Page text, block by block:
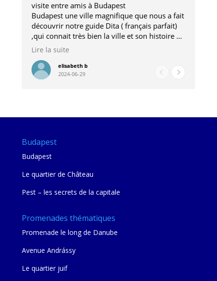
visite entre amis à Budapest
Budapest une ville magnifique que nous a fait
découvrir notre guide Dita ( français parfait)
,qui connait très bien la ville et son histoire et
qui nous a permis d'accéder à des lieux
pour les restaurants . A la fin de notre séjour
nous étions plus avec une amie qu' une guide
Lire la suite
elisabeth b
2024-06-29
Budapest
Budapest
Le quartier de Château
Pest – les secrets de la capitale
Promenades thématiques
Promenade le long de Danube
Avenue Andrássy
Le quartier juif